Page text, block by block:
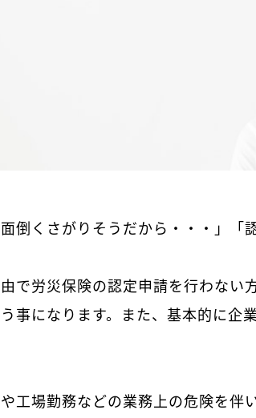
面倒くさがりそうだから・・・」「
で労災保険の認定申請を行わない
事になります。また、基本的に企
工場勤務などの業務上の危険を伴